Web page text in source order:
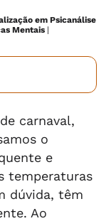
em Psicanálise
Mentais |
carnaval,
o
e
temperaturas
dúvida, têm
Ao